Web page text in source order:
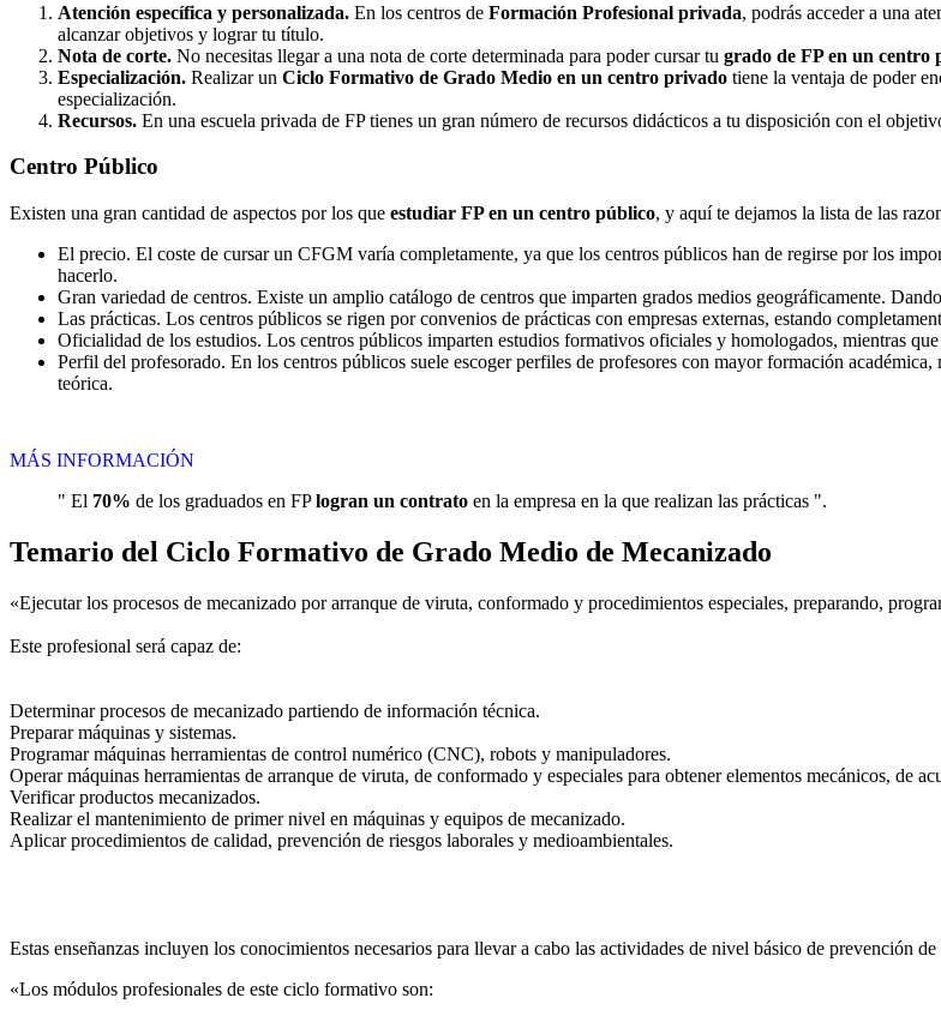
Atención específica y personalizada. En los centros de Formación Profesional privada, podrás acceder a una
alcanzar objetivos y lograr tu título.
Nota de corte. No necesitas llegar a una nota de corte determinada para poder cursar tu grado de FP en un centro
Especialización. Realizar un Ciclo Formativo de Grado Medio en un centro privado tiene la ventaja de poder
especialización.
Recursos. En una escuela privada de FP tienes un gran número de recursos didácticos a tu disposición con el
Centro Público
Existen una gran cantidad de aspectos por los que estudiar FP en un centro público, y aquí te dejamos la lista de las
El precio. El coste de cursar un CFGM varía completamente, ya que los centros públicos han de regirse por los
hacerlo.
Gran variedad de centros. Existe un amplio catálogo de centros que imparten grados medios geográficamente.
Las prácticas. Los centros públicos se rigen por convenios de prácticas con empresas externas, estando
Oficialidad de los estudios. Los centros públicos imparten estudios formativos oficiales y homologados, mientras
Perfil del profesorado. En los centros públicos suele escoger perfiles de profesores con mayor formación
teórica.
MÁS INFORMACIÓN
" El 70% de los graduados en FPlogran un contrato en la empresa en la que realizan las prácticas ".
Temario del Ciclo Formativo de Grado Medio de Mecanizado
«Ejecutar los procesos de mecanizado por arranque de viruta, conformado y procedimientos especiales, preparando,
Este profesional será capaz de:
Determinar procesos de mecanizado partiendo de información técnica.
Preparar máquinas y sistemas.
Programar máquinas herramientas de control numérico (CNC), robots y manipuladores.
Operar máquinas herramientas de arranque de viruta, de conformado y especiales para obtener elementos mecánicos, de
Verificar productos mecanizados.
Realizar el mantenimiento de primer nivel en máquinas y equipos de mecanizado.
Aplicar procedimientos de calidad, prevención de riesgos laborales y medioambientales.
Estas enseñanzas incluyen los conocimientos necesarios para llevar a cabo las actividades de nivel básico de prevención de
«Los módulos profesionales de este ciclo formativo son: